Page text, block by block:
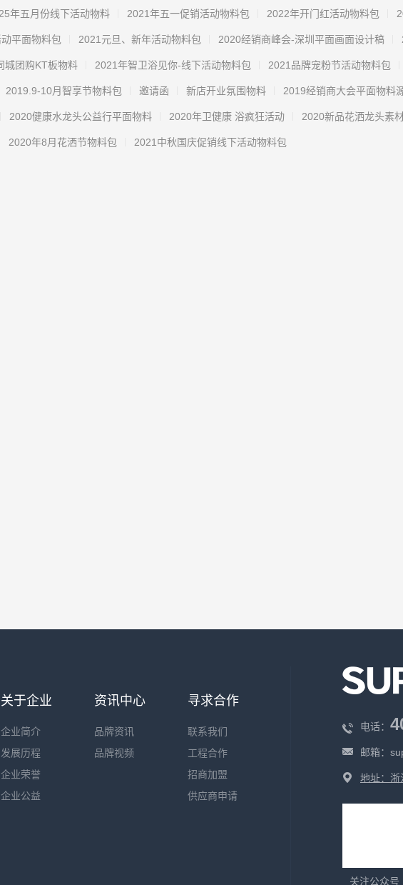
年五月份线下活动物料 2021年五一促销活动物料包 2022年开门红活动物料包
平面物料包 2021元旦、新年活动物料包 2020经销商峰会-深圳平面画面设计稿
城团购KT板物料 2021年智卫浴见你-线下活动物料包 2021品牌宠粉节活动物料包
2019.9-10月智享节物料包 邀请函 新店开业氛围物料 2019经销商大会平面物料
2020健康水龙头公益行平面物料 2020年卫健康 浴疯狂活动 2020新品花洒龙头素
2020年8月花洒节物料包 2021中秋国庆促销线下活动物料包
关于企业
企业简介
发展历程
企业荣誉
企业公益
资讯中心
品牌资讯
品牌视频
寻求合作
联系我们
工程合作
招商加盟
供应商申请
电话：
邮箱：
地址：浙
关注公众号